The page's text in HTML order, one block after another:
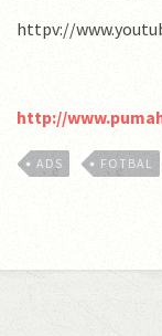
httpv://
http://
ADS FOTBAL